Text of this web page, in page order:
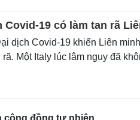
Covid-19 có làm tan rã
dịch Covid-19 khiến Liên
rã. Một Italy lúc lâm nguy đã
cộng đồng tự nhiên